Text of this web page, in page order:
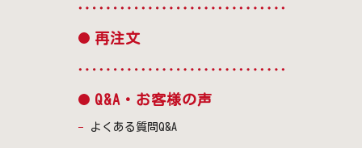
再注文
Q&A・お客様の声
よくある質問Q&A